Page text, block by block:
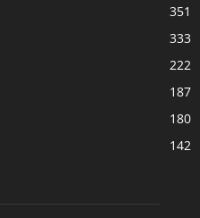
351
333
222
187
180
142